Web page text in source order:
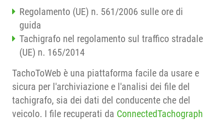
Regolamento (UE) n. 561/2006 sulle ore di
guida
Tachigrafo nel regolamento sul traffico stradale
(UE) n. 165/2014
TachoToWeb è una piattaforma facile da usare e
sicura per l'archiviazione e l'analisi dei file del
tachigrafo, sia dei dati del conducente che del
veicolo. I file recuperati da ConnectedTachograph